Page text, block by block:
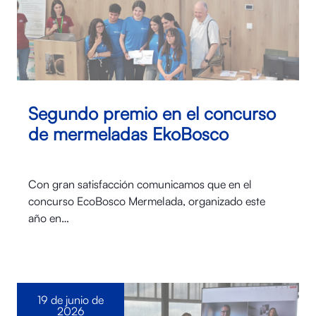
Segundo premio en el concurso
de mermeladas EkoBosco
Con gran satisfacción comunicamos que en el
concurso EcoBosco Mermelada, organizado este
año en…
19 de junio de
2026